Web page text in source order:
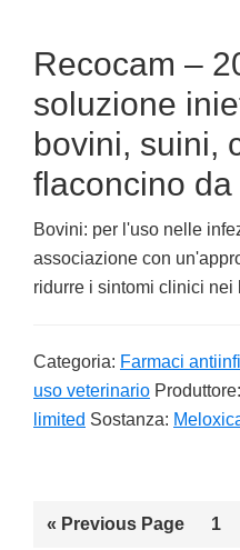
Recocam –
soluzione
bovini, suini,
flaconcino da
Bovini: per l'uso nelle
associazione con
ridurre i sintomi clinici nei
Categoria: Farmaci
uso veterinario Produttore:
limited Sostanza:
« Go
Previous Page
Go
1